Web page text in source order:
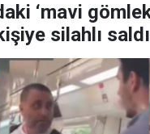
‘mavi
silahlı